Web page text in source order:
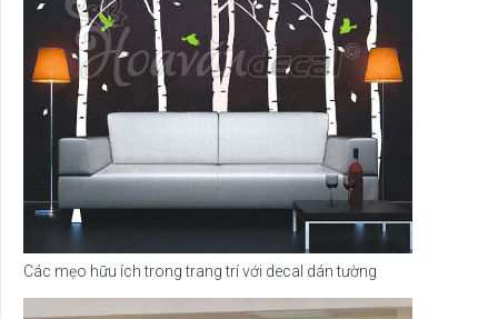
Các mẹo hữu ích trong trang trí với decal dán tường